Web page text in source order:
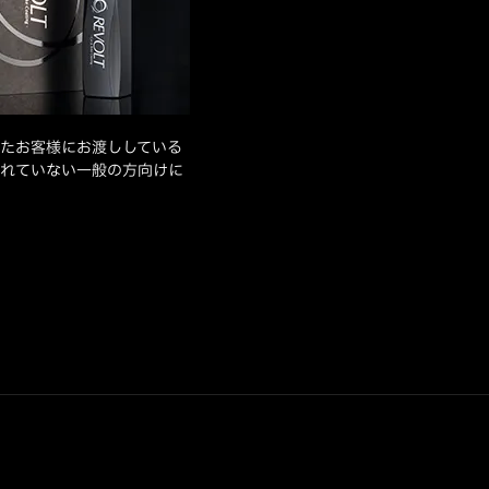
お客様にお渡ししている
ていない一般の方向けに